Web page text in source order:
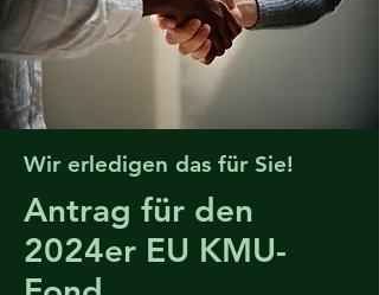
Wir erledigen das für Sie!
Antrag für den
2024er EU KMU-